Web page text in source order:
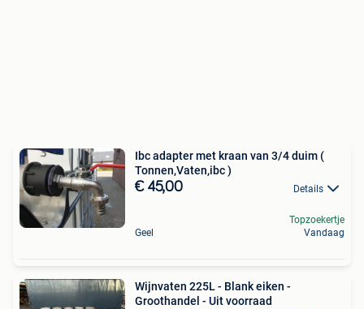
Ibc adapter met kraan van 3/4 duim (
Tonnen,Vaten,ibc )
€ 45,00 Details
Geel
Topzoekertje
Vandaag
Wijnvaten 225L - Blank eiken -
Groothandel - Uit voorraad